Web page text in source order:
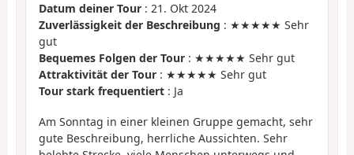
Datum deiner Tour : 21. Okt 2024
Zuverlässigkeit der Beschreibung : ★★★★★ Sehr
gut
Bequemes Folgen der Tour : ★★★★★ Sehr gut
Attraktivität der Tour : ★★★★★ Sehr gut
Tour stark frequentiert : Ja
Am Sonntag in einer kleinen Gruppe gemacht, sehr
gute Beschreibung, herrliche Aussichten. Sehr